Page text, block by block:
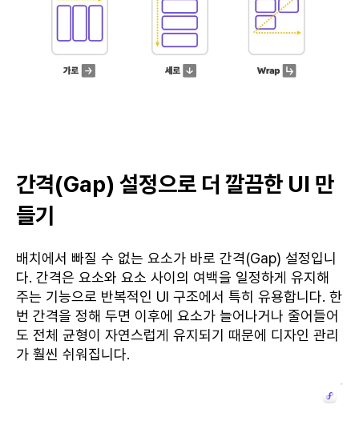
간격(Gap) 설정으로 더 깔끔한 UI 만
들기
배치에서 빠질 수 없는 요소가 바로 간격(Gap) 설정입니
다. 간격은 요소와 요소 사이의 여백을 일정하게 유지해
주는 기능으로 반복적인 UI 구조에서 특히 유용합니다. 한
번 간격을 정해 두면 이후에 요소가 늘어나거나 줄어들어
도 전체 균형이 자연스럽게 유지되기 때문에 디자인 관리
가 훨씬 쉬워집니다.